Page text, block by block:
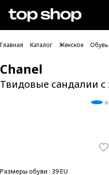
Проверка хлебных крошек
Главная Каталог Женское Обувь
Chanel
Твидовые сандалии
Размеры обуви : 39 EU